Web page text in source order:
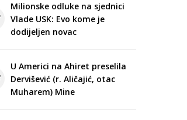
Milionske odluke na sjednici
Vlade USK: Evo kome je
dodijeljen novac
U Americi na Ahiret preselila
Dervišević (r. Aličajić, otac
Muharem) Mine